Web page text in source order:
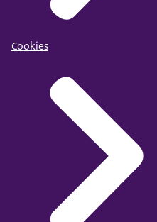
Cookies